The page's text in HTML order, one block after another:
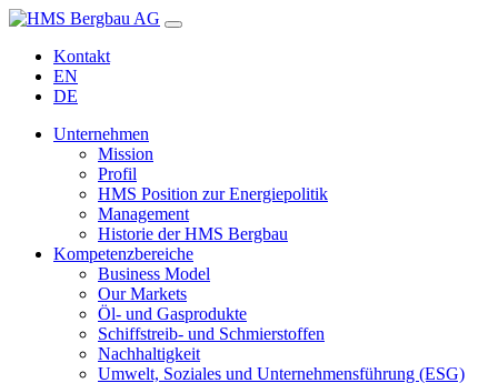
Kontakt
EN
DE
Unternehmen
Mission
Profil
HMS Position zur Energiepolitik
Management
Historie der HMS Bergbau
Kompetenzbereiche
Business Model
Our Markets
Öl- und Gasprodukte
Schiffstreib- und Schmierstoffen
Nachhaltigkeit
Umwelt, Soziales und Unternehmensführung (ESG)